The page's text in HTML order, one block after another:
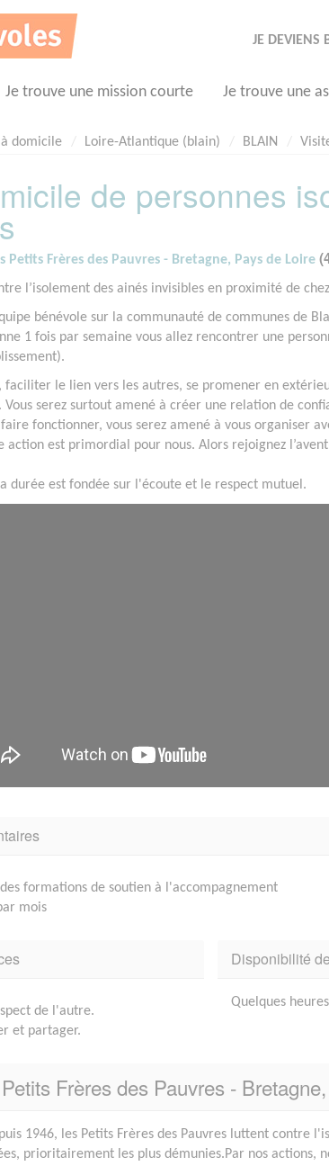
JE DEVIENS
Je trouve une mission courte Je trouve une
domicile Loire-Atlantique (blain) BLAIN
de personnes
Petits Frères des Pauvres - Bretagne, Pays de Loire
l’isolement des ainés invisibles en proximité de
bénévole sur la communauté de communes de
1 fois par semaine vous allez rencontrer une
le lien vers les autres, se promener en
serez surtout amené à créer une relation de
fonctionner, vous serez amené à vous organiser
action est primordial pour nous. Alors rejoignez
durée est fondée sur l'écoute et le respect mutuel.
formations de soutien à l'accompagnement
mois
de l'autre.
et partager.
Disponibilité
Quelques
Frères des Pauvres -
1946, les Petits Frères des Pauvres luttent contre
prioritairement les plus démunies.Par nos actions,